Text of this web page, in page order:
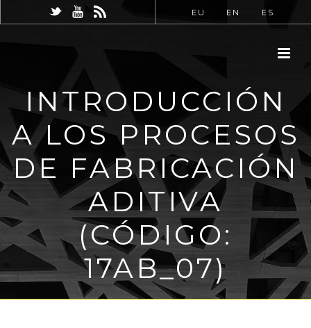
EU EN ES
INTRODUCCIÓN
A LOS PROCESOS
DE FABRICACIÓN
ADITIVA
(CÓDIGO:
17AB_07)